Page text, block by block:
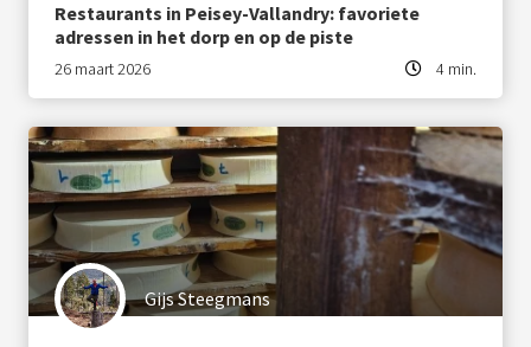
Restaurants in Peisey-Vallandry: favoriete
adressen in het dorp en op de piste
26 maart 2026 4 min.
Gijs Steegmans